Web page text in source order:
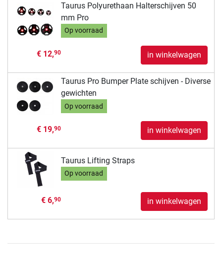
Taurus Polyurethaan Halterschijven 50
mm Pro
Op voorraad
€ 12,90 in winkelwagen
Taurus Pro Bumper Plate schijven - Diverse
gewichten
Op voorraad
€ 19,90 in winkelwagen
Taurus Lifting Straps
Op voorraad
€ 6,90 in winkelwagen